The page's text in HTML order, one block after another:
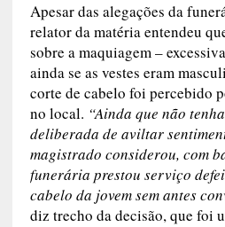
Apesar das alegações da
relator da matéria entendeu
sobre a maquiagem –
ainda se as vestes eram
corte de cabelo foi percebido
no local. “Ainda que não
deliberada de aviltar
magistrado considerou, com
funerária prestou serviço
cabelo da jovem sem antes
diz trecho da decisão, que foi